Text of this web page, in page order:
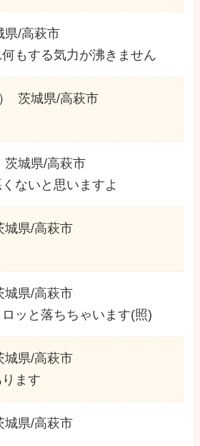
県/高萩市
もする気力が沸きません
茨城県/高萩市
茨城県/高萩市
ないと思いますよ
城県/高萩市
城県/高萩市
ッと落ちちゃいます(照)
城県/高萩市
ます
城県/高萩市